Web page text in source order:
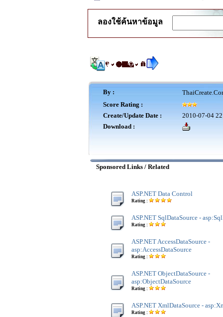
ลองใช้ค้นหาข้อมูล
By :
Score Rating :
Create/Update Date :
2010-07-04
Download :
Sponsored Links / Related
ASP.NET Data Control
Rating :
ASP.NET SqlDataSource -
Rating :
ASP.NET AccessDataSource -
asp:AccessDataSource
Rating :
ASP.NET ObjectDataSource -
asp:ObjectDataSource
Rating :
ASP.NET XmlDataSource -
Rating :